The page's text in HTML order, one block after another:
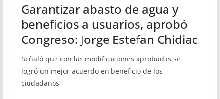
Garantizar abasto de agua y
beneficios a usuarios, aprobó
Congreso: Jorge Estefan Chidiac
Señaló que con las modificaciones aprobadas se
logró un mejor acuerdo en beneficio de los
ciudadanos